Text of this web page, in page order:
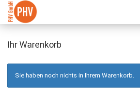
Ihr Warenkorb
Sie haben noch nichts in Ihrem Warenkorb.